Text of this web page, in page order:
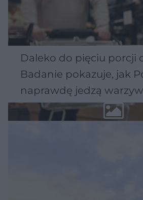
Daleko do pięciu porcji
Badanie pokazuje, jak
naprawdę jedzą